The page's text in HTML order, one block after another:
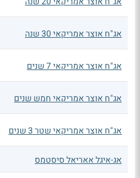
אג"ח אוצר אמריקאי 30 שנה
אג"ח אוצר אמריקאי 7 שנים
אג"ח אוצר אמריקאי חמש שנים
אג"ח אוצר אמריקאי שטר 3 שנים
אג-איגל אאריאל סיסטמס